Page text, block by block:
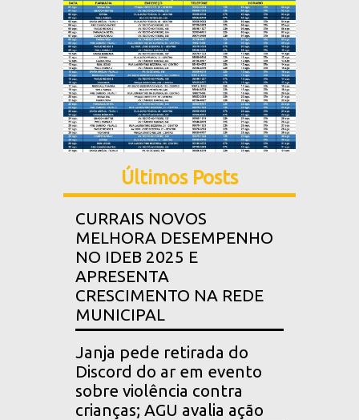
Últimos Posts
CURRAIS NOVOS
MELHORA DESEMPENHO
NO IDEB 2025 E
APRESENTA
CRESCIMENTO NA REDE
MUNICIPAL
Janja pede retirada do
Discord do ar em evento
sobre violência contra
crianças; AGU avalia ação